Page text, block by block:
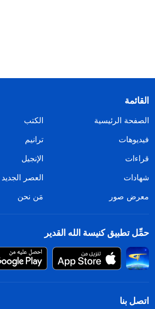
القائمة
الصفحة الرئيسية
الكتب
فيديوهات
ترانيم
قراءات
الإنجيل
شهادات
العصر الجديد
معرض صور
مَن نحن
حمِّل تطبيق كنيسة الله القدير
اتصل بنا